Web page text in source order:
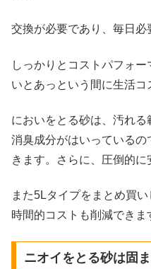
交換が必要であり、毎日必
しっかりとコストパフォ
いとあっという間に生活コ
においをとる砂は、汚れ
消臭成分がはいっている
きます。さらに、圧倒的に
また5Lタイプをまとめ買
時間的コストも削減できま
ニオイをとる砂は固